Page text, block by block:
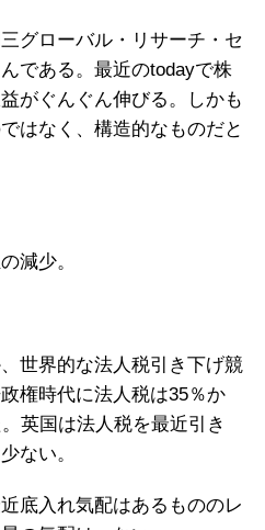
グローバル・リサーチ・セ
である。最近のtodayで株
がぐんぐん伸びる。しかも
はなく、構造的なものだと
減少。
世界的な法人税引き下げ競
権時代に法人税は35％か
英国は法人税を最近引き
ない。
底入れ気配はあるもののレ